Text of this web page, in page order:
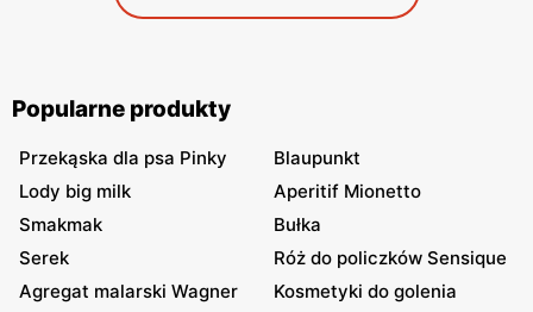
Popularne produkty
Przekąska dla psa Pinky
Blaupunkt
Lody big milk
Aperitif Mionetto
Smakmak
Bułka
Serek
Róż do policzków Sensique
Agregat malarski Wagner
Kosmetyki do golenia